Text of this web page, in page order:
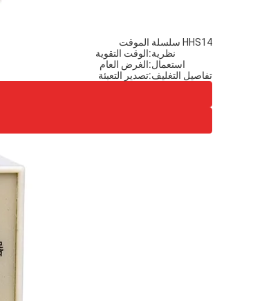
HHS14 سلسلة الموقت
نظرية:الوقت التقوية
استعمال:الغرض العام
تفاصيل التغليف:تصدير التعبئة